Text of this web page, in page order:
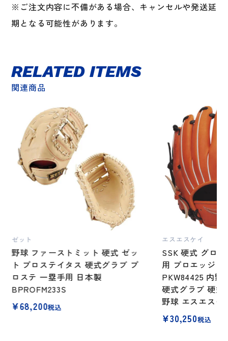
※ご注文内容に不備がある場合、キャンセルや発送延
期となる可能性があります。
関連商品
RELATED ITEMS
ゼット
野球 ファーストミット 硬式 ゼッ
ト プロステイタス 硬式グラブ プ
ロステ 一塁手用 日本製
BPROFM233S
¥68,200税込
エスエスケイ
SSK 硬式 グロ
用 プロエッジシ
PKW84425 内野
硬式グラブ 硬式
野球 エスエスケ
¥30,250税込